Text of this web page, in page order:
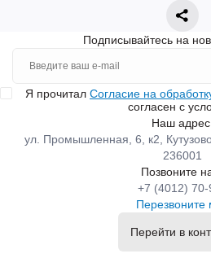
Подписывайтесь на
Я прочитал Согласие на
согласен с
Наш
ул. Промышленная, 6, к2,
236001
Позвоните
+7 (4012) 70-
Перезвоните
Перейти в